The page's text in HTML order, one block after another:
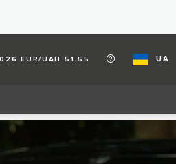
EUR/UAH 51.55 UA